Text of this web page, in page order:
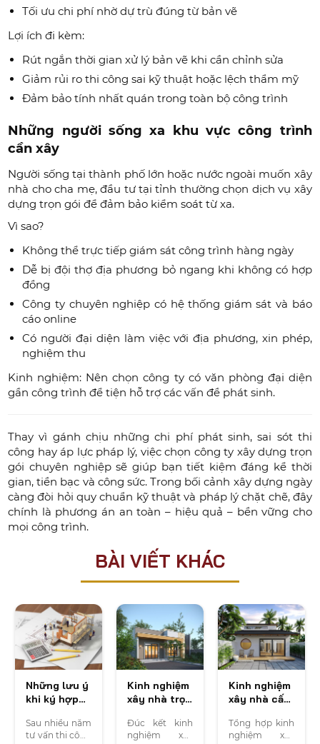
Tối ưu chi phí nhờ dự trù đúng từ bản vẽ
Lợi ích đi kèm:
Rút ngắn thời gian xử lý bản vẽ khi cần chỉnh sửa
Giảm rủi ro thi công sai kỹ thuật hoặc lệch thẩm mỹ
Đảm bảo tính nhất quán trong toàn bộ công trình
Những người sống xa khu vực công trình
cần xây
Người sống tại thành phố lớn hoặc nước ngoài muốn xây
nhà cho cha mẹ, đầu tư tại tỉnh thường chọn dịch vụ xây
dựng trọn gói để đảm bảo kiểm soát từ xa.
Vì sao?
Không thể trực tiếp giám sát công trình hàng ngày
Dễ bị đội thợ địa phương bỏ ngang khi không có hợp
đồng
Công ty chuyên nghiệp có hệ thống giám sát và báo
cáo online
Có người đại diện làm việc với địa phương, xin phép,
nghiệm thu
Kinh nghiệm: Nên chọn công ty có văn phòng đại diện
gần công trình để tiện hỗ trợ các vấn đề phát sinh.
Thay vì gánh chịu những chi phí phát sinh, sai sót thi
công hay áp lực pháp lý, việc chọn công ty xây dựng trọn
gói chuyên nghiệp sẽ giúp bạn tiết kiệm đáng kể thời
gian, tiền bạc và công sức. Trong bối cảnh xây dựng ngày
càng đòi hỏi quy chuẩn kỹ thuật và pháp lý chặt chẽ, đây
chính là phương án an toàn – hiệu quả – bền vững cho
mọi công trình.
BÀI VIẾT KHÁC
Những lưu ý
khi ký hợp
nhà trọn gói
Sau nhiều năm
tư vấn thi công
Kinh nghiệm
xây nhà trọn
tiện nghi chi
phí thấp
Đúc kết kinh
nghiệm xây
Kinh nghiệm
xây nhà cấp
giá rẻ
Tổng hợp kinh
nghiệm xây